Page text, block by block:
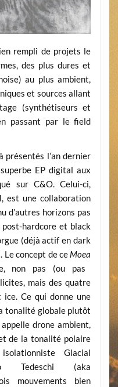
rempli de projets le
des plus dures et
au plus ambient,
et sources allant
(synthétiseurs et
passant par lefield
présentés l’an dernier
EP digital aux
sur C&O. Celui-ci,
est une collaboration
d’autres horizons pas
hardcore et black
(déjà actif endark
Le concept de ce Moea
non pas (ou pas
mais des quatre
ice. Ce qui donne une
tonalité globale plutôt
appelledrone ambient,
de la tonalité polaire
Glacial
Tedeschi (aka
mouvements bien